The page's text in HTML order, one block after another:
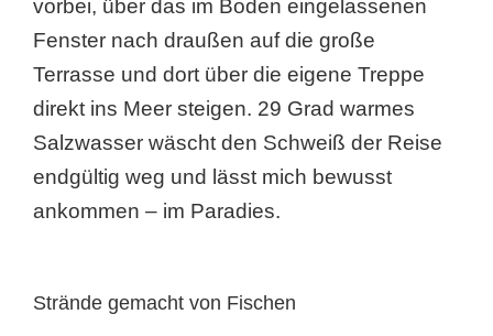
vorbei, über das im Boden eingelassenen
Fenster nach draußen auf die große
Terrasse und dort über die eigene Treppe
direkt ins Meer steigen. 29 Grad warmes
Salzwasser wäscht den Schweiß der Reise
endgültig weg und lässt mich bewusst
ankommen – im Paradies.
Strände gemacht von Fischen